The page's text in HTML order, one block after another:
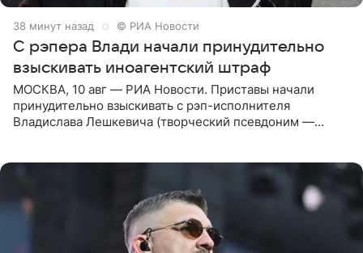
38 минут назад © РИА Новости
С рэпера Влади начали принудительно
взыскивать иноагентский штраф
МОСКВА, 10 авг — РИА Новости. Приставы начали
принудительно взыскивать с рэп-исполнителя
Владислава Лешкевича (творческий псевдоним —